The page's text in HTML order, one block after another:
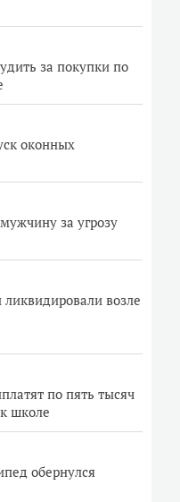
за покупки по
оконных
за угрозу
возле
по пять тысяч
школе
обернулся